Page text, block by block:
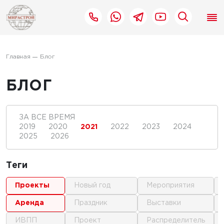
Главная Блог
БЛОГ
ЗА ВСЕ ВРЕМЯ
2019
2020 2021 2022 2023
2024
2025
2026
Теги
проекты
аренда
ИВПП
новый год
праздник
проект
мероприятия
выставки
распределитель